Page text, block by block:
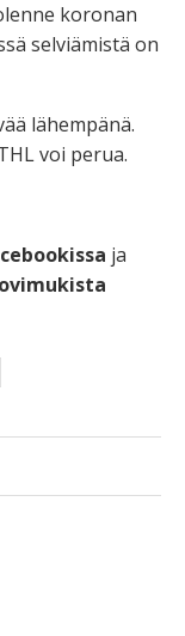
koronan
selviämistä on
lähempänä.
voi perua.
ja